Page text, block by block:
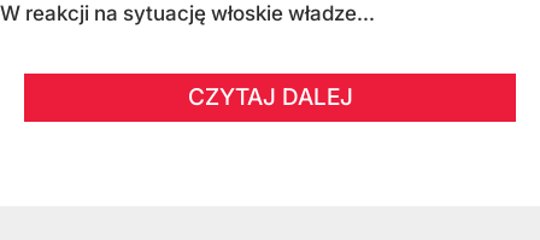
W reakcji na sytuację włoskie władze...
CZYTAJ DALEJ